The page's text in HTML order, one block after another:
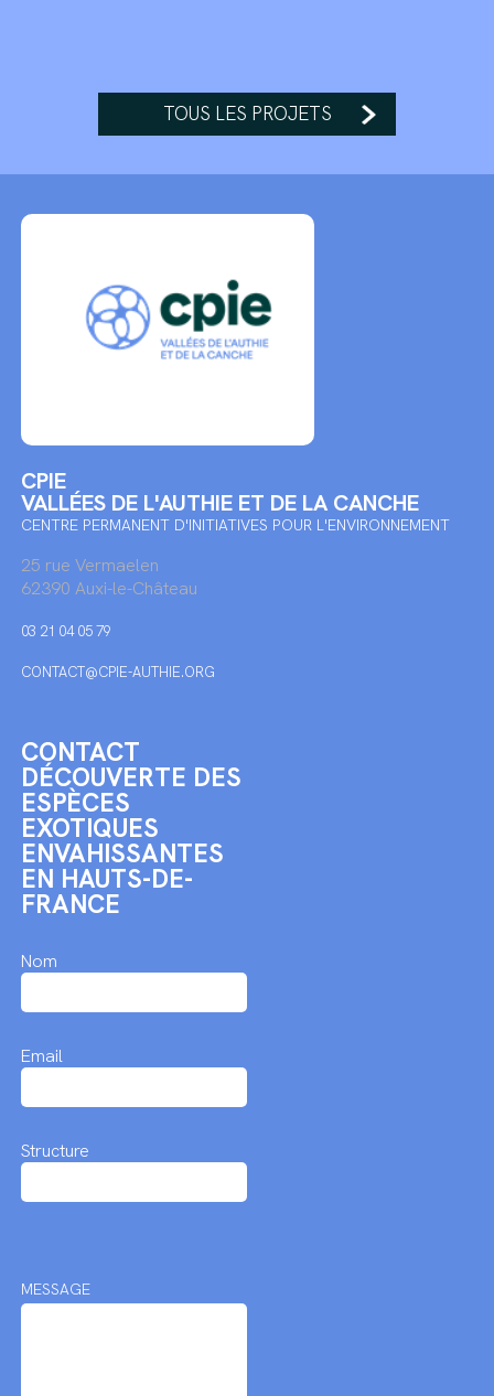
TOUS LES PROJETS
CPIE
VALLÉES DE L'AUTHIE ET DE LA CANCHE
CENTRE PERMANENT D'INITIATIVES POUR L'ENVIRONNEMENT
25 rue Vermaelen
62390 Auxi-le-Château
03 21 04 05 79
CONTACT@CPIE-AUTHIE.ORG
CONTACT
DÉCOUVERTE DES
ESPÈCES
EXOTIQUES
ENVAHISSANTES
EN HAUTS-DE-
FRANCE
Nom
Email
Structure
MESSAGE